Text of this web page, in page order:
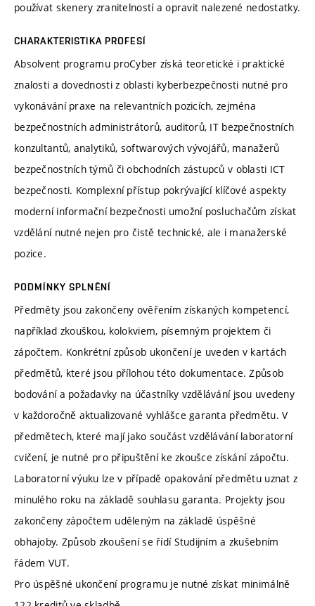
používat skenery zranitelností a opravit nalezené nedostatky.
CHARAKTERISTIKA PROFESÍ
Absolvent programu proCyber získá teoretické i praktické
znalosti a dovednosti z oblasti kyberbezpečnosti nutné pro
vykonávání praxe na relevantních pozicích, zejména
bezpečnostních administrátorů, auditorů, IT bezpečnostních
konzultantů, analytiků, softwarových vývojářů, manažerů
bezpečnostních týmů či obchodních zástupců v oblasti ICT
bezpečnosti. Komplexní přístup pokrývající klíčové aspekty
moderní informační bezpečnosti umožní posluchačům získat
vzdělání nutné nejen pro čistě technické, ale i manažerské
pozice.
PODMÍNKY SPLNĚNÍ
Předměty jsou zakončeny ověřením získaných kompetencí,
například zkouškou, kolokviem, písemným projektem či
zápočtem. Konkrétní způsob ukončení je uveden v kartách
předmětů, které jsou přílohou této dokumentace. Způsob
bodování a požadavky na účastníky vzdělávání jsou uvedeny
v každoročně aktualizované vyhlášce garanta předmětu. V
předmětech, které mají jako součást vzdělávání laboratorní
cvičení, je nutné pro připuštění ke zkoušce získání zápočtu.
Laboratorní výuku lze v případě opakování předmětu uznat z
minulého roku na základě souhlasu garanta. Projekty jsou
zakončeny zápočtem uděleným na základě úspěšné
obhajoby. Způsob zkoušení se řídí Studijním a zkušebním
řádem VUT.
Pro úspěšné ukončení programu je nutné získat minimálně